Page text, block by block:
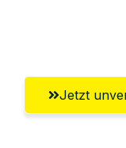
Jetzt